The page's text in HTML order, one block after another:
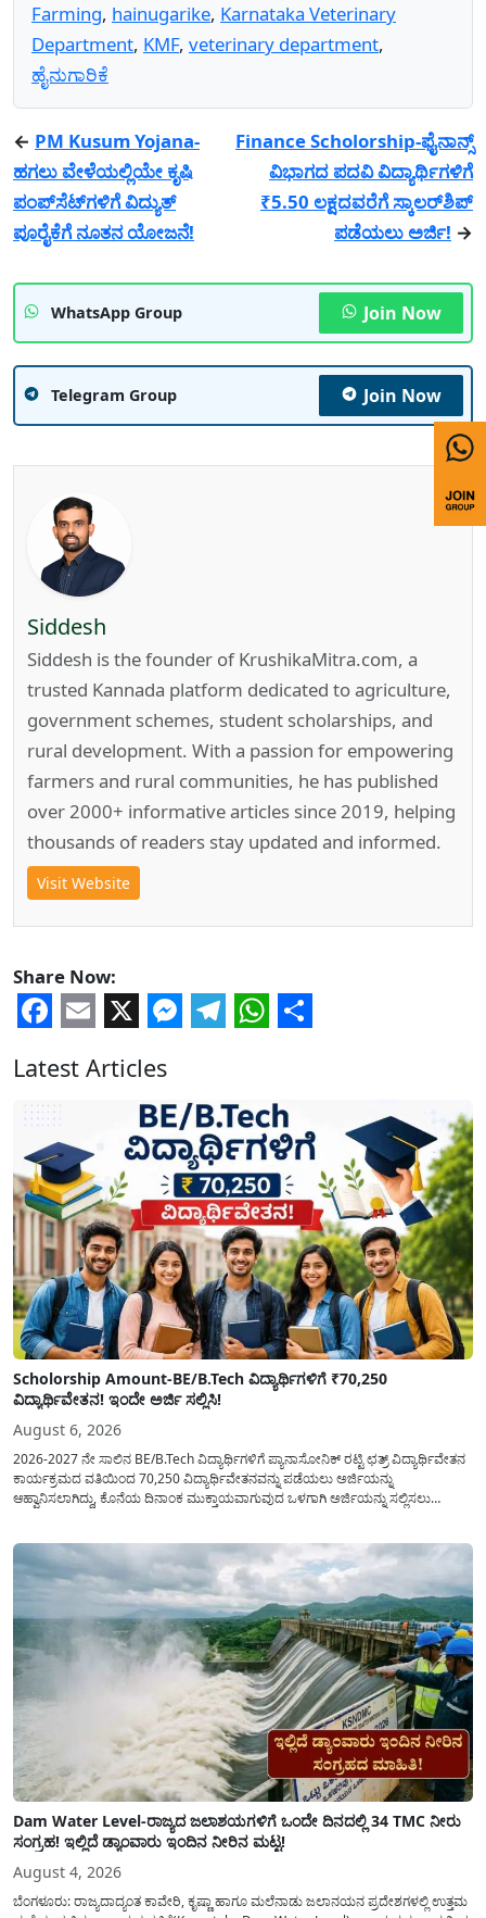
Farming, hainugarike, Karnataka Veterinary
Department, KMF, veterinary department,
ಹೈನುಗಾರಿಕೆ
← PM Kusum Yojana-
ಹಗಲು ವೇಳೆಯಲ್ಲಿಯೇ ಕೃಷಿ
ಪಂಪ್‌ಸೆಟ್‌ಗಳಿಗೆ ವಿದ್ಯುತ್
ಪೂರೈಕೆಗೆ ನೂತನ ಯೋಜನೆ!
Finance Scholorship-ಫೈನಾನ್ಸ್
ವಿಭಾಗದ ಪದವಿ ವಿದ್ಯಾರ್ಥಿಗಳಿಗೆ
₹5.50 ಲಕ್ಷದವರೆಗೆ ಸ್ಕಾಲರ್‌ಶಿಪ್
ಪಡೆಯಲು ಅರ್ಜಿ! →
WhatsApp Group Join Now
Telegram Group Join Now
Siddesh
Siddesh is the founder of KrushikaMitra.com, a
trusted Kannada platform dedicated to agriculture,
government schemes, student scholarships, and
rural development. With a passion for empowering
farmers and rural communities, he has published
over 2000+ informative articles since 2019, helping
thousands of readers stay updated and informed.
Visit Website
Share Now:
Latest Articles
Scholorship Amount-BE/B.Tech ವಿದ್ಯಾರ್ಥಿಗಳಿಗೆ ₹70,250
ವಿದ್ಯಾರ್ಥಿವೇತನ! ಇಂದೇ ಅರ್ಜಿ ಸಲ್ಲಿಸಿ!
August 6, 2026
2026-2027 ನೇ ಸಾಲಿನ BE/B.Tech ವಿದ್ಯಾರ್ಥಿಗಳಿಗೆ ಪ್ಯಾನಾಸೋನಿಕ್ ರಟ್ಟಿ ಛತ್ರ್ ವಿದ್ಯಾರ್ಥಿವೇತನ
ಕಾರ್ಯಕ್ರಮದ ವತಿಯಿಂದ 70,250 ವಿದ್ಯಾರ್ಥಿವೇತನವನ್ನು ಪಡೆಯಲು ಅರ್ಜಿಯನ್ನು
ಆಹ್ವಾನಿಸಲಾಗಿದ್ದು, ಕೊನೆಯ ದಿನಾಂಕ ಮುಕ್ತಾಯವಾಗುವುದ ಒಳಗಾಗಿ ಅರ್ಜಿಯನ್ನು ಸಲ್ಲಿಸಲು
ಜಾರಿಗೆ...
Dam Water Level-ರಾಜ್ಯದ ಜಲಾಶಯಗಳಿಗೆ ಒಂದೇ ದಿನದಲ್ಲಿ 34 TMC ನೀರು
ಸಂಗ್ರಹ! ಇಲ್ಲಿದೆ ಡ್ಯಾಂವಾರು ಇಂದಿನ ನೀರಿನ ಮಟ್ಟ!
August 4, 2026
ಬೆಂಗಳೂರು: ರಾಜ್ಯದಾದ್ಯಂತ ಕಾವೇರಿ, ಕೃಷ್ಣಾ ಹಾಗೂ ಮಲೆನಾಡು ಜಲಾನಯನ ಪ್ರದೇಶಗಳಲ್ಲಿ ಉತ್ತಮ